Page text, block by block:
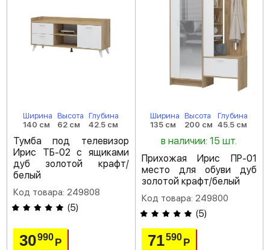
Ширина
140 см
Высота
62 см
Глубина
42.5 см
Тумба под телевизор
Ирис ТБ-02 с ящиками
дуб золотой крафт/
белый
Код товара: 249808
(5)
30990Р
Ширина
135 см
Высота
200 см
Глубина
45.5 см
в наличии: 15 шт.
Прихожая Ирис ПР-01
место для обуви дуб
золотой крафт/белый
Код товара: 249800
(5)
71590 Р